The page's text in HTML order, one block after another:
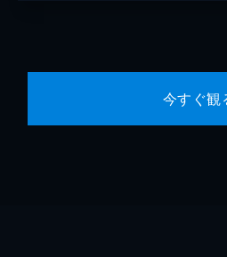
今すぐ観